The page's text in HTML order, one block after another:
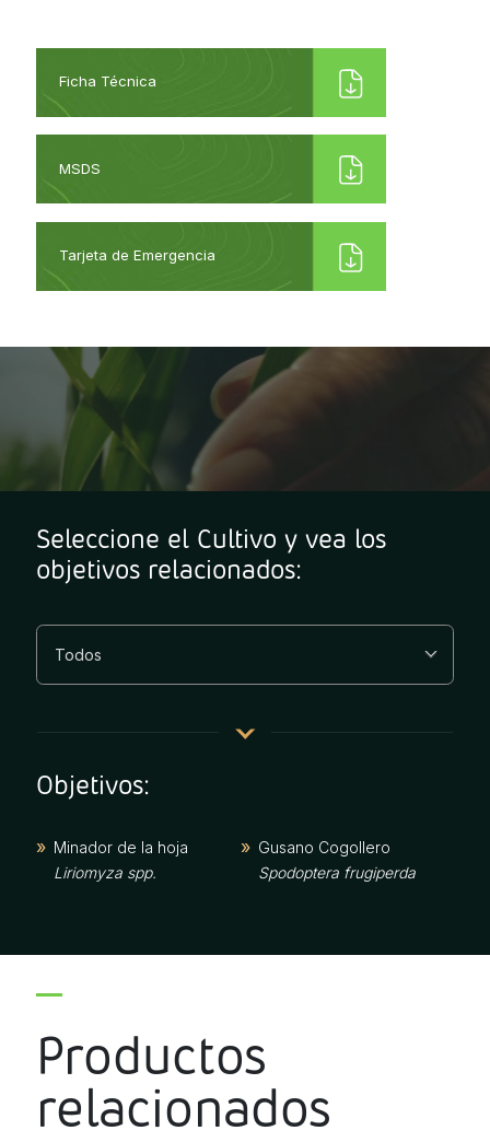
Ficha Técnica
MSDS
Tarjeta de Emergencia
Seleccione el Cultivo y vea los
objetivos relacionados:
Objetivos:
Minador de la hoja
Liriomyza spp.
Gusano Cogollero
Spodoptera frugiperda
Productos
relacionados